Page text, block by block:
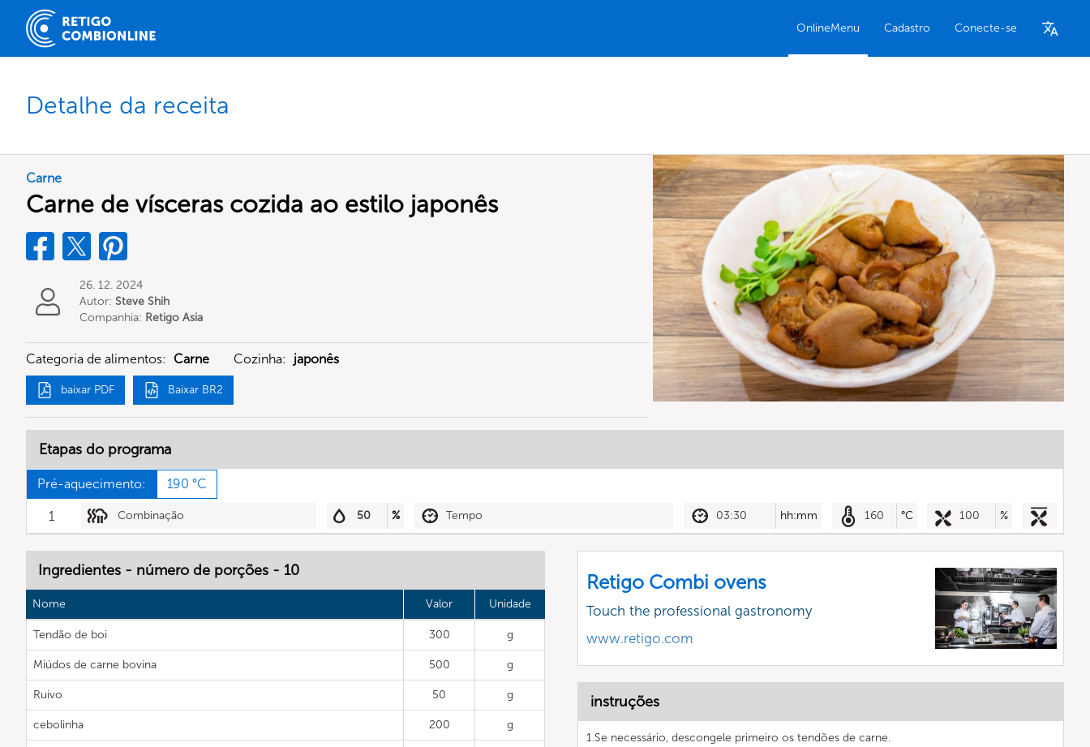
OnlineMenu Cadastro Conecte-se
Detalhe da receita
Carne
Carne de vísceras cozida ao estilo japonês
26. 12. 2024
Autor: Steve Shih
Companhia: Retigo Asia
Categoria de alimentos: Carne Cozinha: japonês
baixar PDF Baixar BR2
Etapas do programa
Pré-aquecimento: 190 °C
1 Combinação 50 % Tempo 03:30 hh:mm 160 °C 100 %
Ingredientes - número de porções - 10
Nome Valor Unidade
Tendão de boi 300 g
Miúdos de carne bovina 500 g
Ruivo 50 g
cebolinha 200 g
Retigo Combi ovens
Touch the professional gastronomy
www.retigo.com
instruções
1.Se necessário, descongele primeiro os tendões de carne.